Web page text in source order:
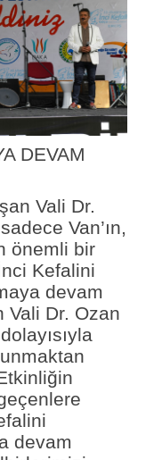
DEVAM
Vali Dr.
Van’ın,
önemli bir
Kefalini
devam
Vali Dr. Ozan
devam